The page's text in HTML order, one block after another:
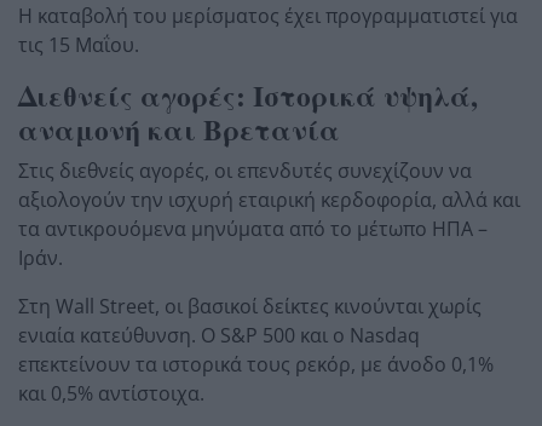
Η καταβολή του μερίσματος έχει προγραμματιστεί για
τις 15 Μαΐου.
Διεθνείς αγορές: Ιστορικά υψηλά,
αναμονή και Βρετανία
Στις διεθνείς αγορές, οι επενδυτές συνεχίζουν να
αξιολογούν την ισχυρή εταιρική κερδοφορία, αλλά και
τα αντικρουόμενα μηνύματα από το μέτωπο ΗΠΑ –
Ιράν.
Στη Wall Street, οι βασικοί δείκτες κινούνται χωρίς
ενιαία κατεύθυνση. Ο S&P 500 και ο Nasdaq
επεκτείνουν τα ιστορικά τους ρεκόρ, με άνοδο 0,1%
και 0,5% αντίστοιχα.